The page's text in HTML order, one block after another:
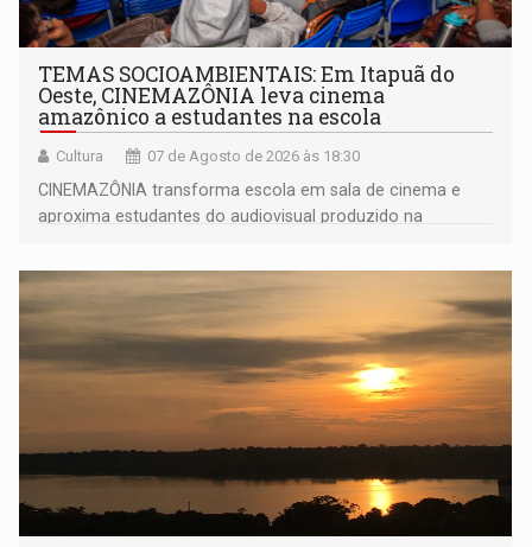
TEMAS SOCIOAMBIENTAIS: Em Itapuã do
Oeste, CINEMAZÔNIA leva cinema
amazônico a estudantes na escola
Cultura 07 de Agosto de 2026 às 18:30
CINEMAZÔNIA transforma escola em sala de cinema e
aproxima estudantes do audiovisual produzido na